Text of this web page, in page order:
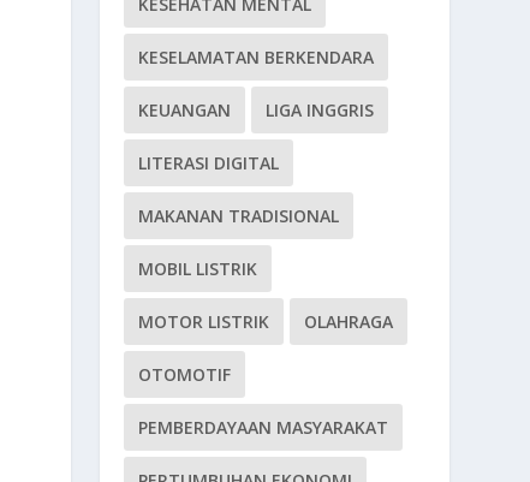
KESELAMATAN BERKENDARA
KEUANGAN LIGA INGGRIS
LITERASI DIGITAL
MAKANAN TRADISIONAL
MOBIL LISTRIK
MOTOR LISTRIK OLAHRAGA
OTOMOTIF
PEMBERDAYAAN MASYARAKAT